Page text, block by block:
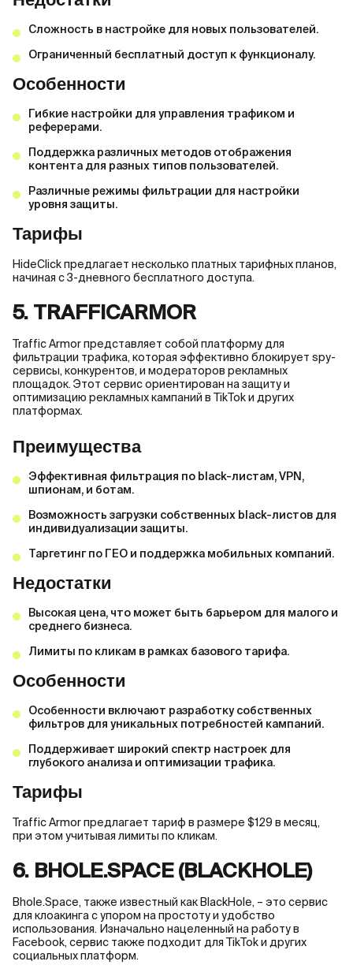
Сложность в настройке для новых пользователей.
Ограниченный бесплатный доступ к функционалу.
Особенности
Гибкие настройки для управления трафиком и
реферерами.
Поддержка различных методов отображения
контента для разных типов пользователей.
Различные режимы фильтрации для настройки
уровня защиты.
Тарифы
HideClick предлагает несколько платных тарифных планов,
начиная с 3-дневного бесплатного доступа.
5. TRAFFICARMOR
Traffic Armor представляет собой платформу для
фильтрации трафика, которая эффективно блокирует spy-
сервисы, конкурентов, и модераторов рекламных
площадок. Этот сервис ориентирован на защиту и
оптимизацию рекламных кампаний в TikTok и других
платформах.
Преимущества
Эффективная фильтрация по black-листам, VPN,
шпионам, и ботам.
Возможность загрузки собственных black-листов для
индивидуализации защиты.
Таргетинг по ГЕО и поддержка мобильных компаний.
Недостатки
Высокая цена, что может быть барьером для малого и
среднего бизнеса.
Лимиты по кликам в рамках базового тарифа.
Особенности
Особенности включают разработку собственных
фильтров для уникальных потребностей кампаний.
Поддерживает широкий спектр настроек для
глубокого анализа и оптимизации трафика.
Тарифы
Traffic Armor предлагает тариф в размере $129 в месяц,
при этом учитывая лимиты по кликам.
6. BHOLE.SPACE (BLACKHOLE)
Bhole.Space, также известный как BlackHole, – это сервис
для клоакинга с упором на простоту и удобство
использования. Изначально нацеленный на работу в
Facebook, сервис также подходит для TikTok и других
социальных платформ.